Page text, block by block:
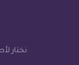
نختار